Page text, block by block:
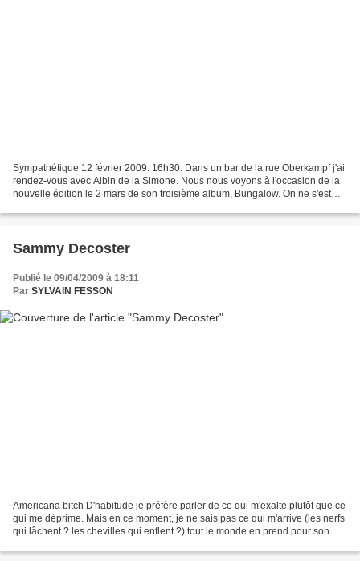
Sympathétique 12 février 2009. 16h30. Dans un bar de la rue Oberkampf j'ai
rendez-vous avec Albin de la Simone. Nous nous voyons à l'occasion de la
nouvelle édition le 2 mars de son troisième album, Bungalow. On ne s'est
Sammy Decoster
Publié le 09/04/2009 à 18:11
Par SYLVAIN FESSON
Americana bitch D'habitude je préfère parler de ce qui m'exalte plutôt que ce
qui me déprime. Mais en ce moment, je ne sais pas ce qui m'arrive (les nerfs
qui lâchent ? les chevilles qui enflent ?) tout le monde en prend pour son